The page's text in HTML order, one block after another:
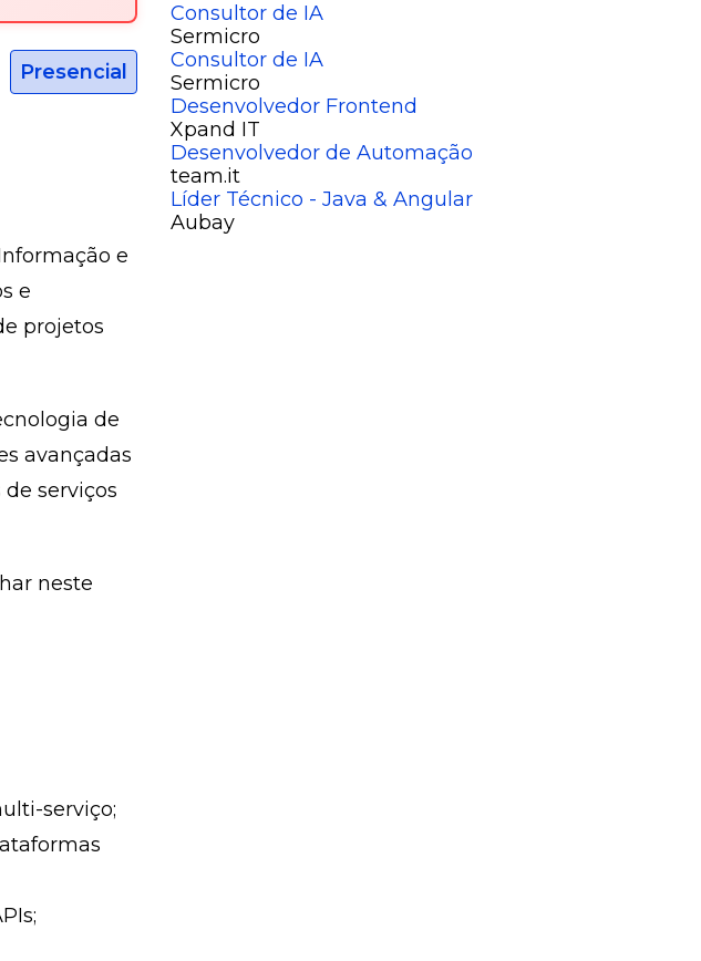
Presencial
e
e
projetos
de
avançadas
serviços
neste
serviço;
Consultor de IA
Sermicro
Consultor de IA
Sermicro
Desenvolvedor Frontend
Xpand IT
Desenvolvedor de Automação
team.it
Líder Técnico - Java & Angular
Aubay